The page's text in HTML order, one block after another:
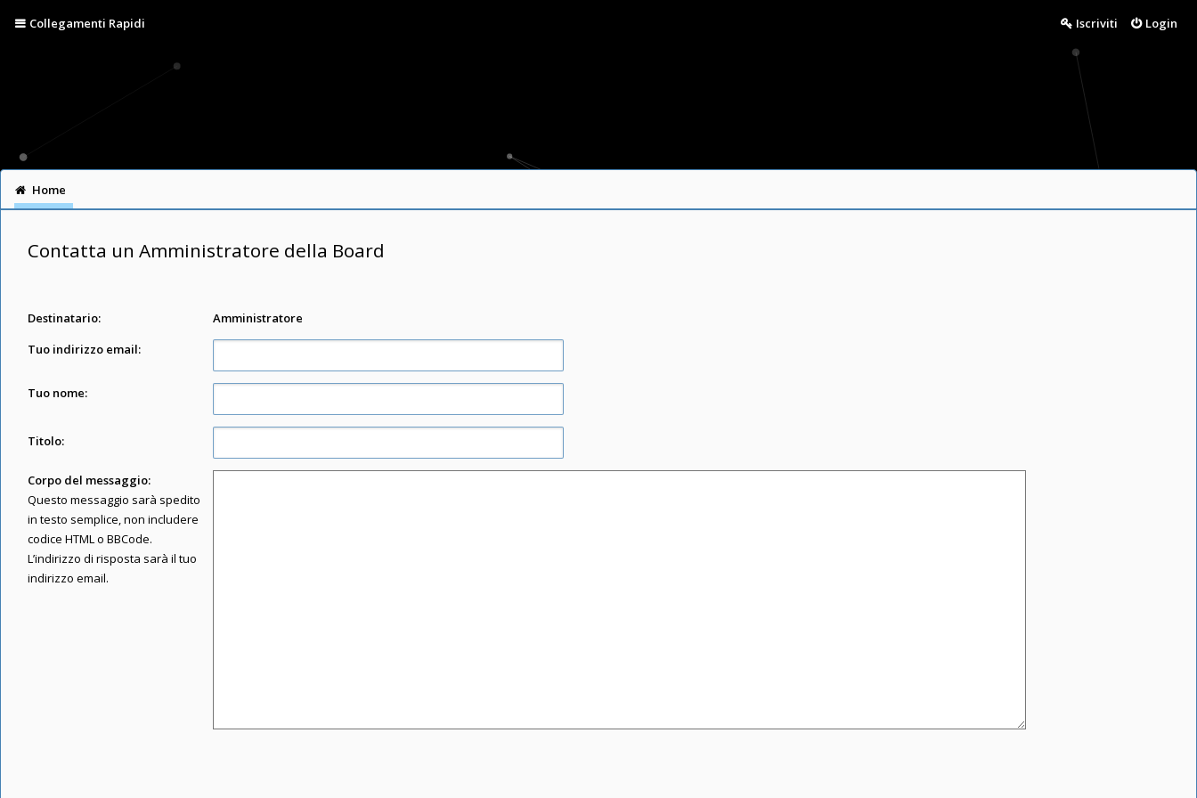
Collegamenti Rapidi Login
Iscriviti
Home
Contatta un Amministratore della Board
Destinatario:
Amministratore
Tuo indirizzo email:
Tuo nome:
Titolo:
Corpo del messaggio:
Questo messaggio sarà spedito
in testo semplice, non includere
codice HTML o BBCode.
L’indirizzo di risposta sarà il tuo
indirizzo email.